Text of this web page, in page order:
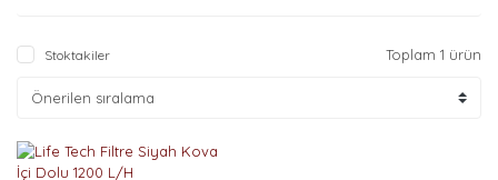
Stoktakiler Toplam 1 ürün